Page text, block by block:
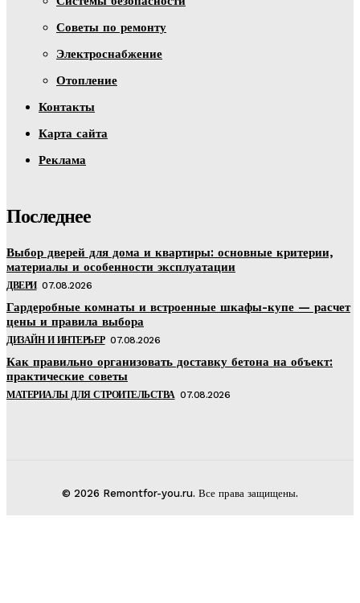
Советы по ремонту
Электроснабжение
Отопление
Контакты
Карта сайта
Реклама
Последнее
Выбор дверей для дома и квартиры: основные критерии,
материалы и особенности эксплуатации
ДВЕРИ 07.08.2026
Гардеробные комнаты и встроенные шкафы-купе — расчет
цены и правила выбора
ДИЗАЙН И ИНТЕРЬЕР 07.08.2026
Как правильно организовать доставку бетона на объект:
практические советы
МАТЕРИАЛЫ ДЛЯ СТРОИТЕЛЬСТВА 07.08.2026
© 2026 Remontfor-you.ru. Все права защищены.